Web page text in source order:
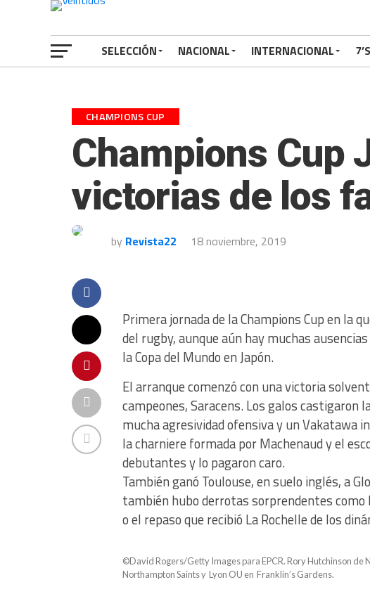
SELECCIÓN NACIONAL INTERNACIONAL 7’S
CHAMPIONS CUP
Champions Cup
victorias de los
by Revista22 18 noviembre, 2019
Primera jornada de la Champions Cup en la
del rugby, aunque aún hay muchas
la Copa del Mundo en Japón.
El arranque comenzó con una victoria
campeones, Saracens. Los galos castigaron
mucha agresividad ofensiva y un Vakatawa
la charniere formada por Machenaud y el
debutantes y lo pagaron caro.
También ganó Toulouse, en suelo inglés, a
también hubo derrotas sorprendentes
o el repaso que recibió La Rochelle de los
©David Rogers/Getty Images para EPCR. Rory Hutchinson
Northampton Saints y Lyon OU en Franklin’s Gardens.